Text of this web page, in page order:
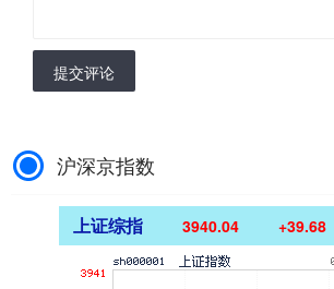
提交评论
沪深京指数
上证综指 3940.04 +39.68